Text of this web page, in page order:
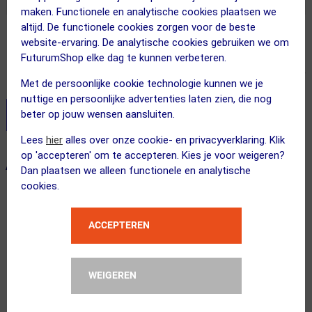
maken. Functionele en analytische cookies plaatsen we
altijd. De functionele cookies zorgen voor de beste
website-ervaring. De analytische cookies gebruiken we om
FuturumShop elke dag te kunnen verbeteren.
Met de persoonlijke cookie technologie kunnen we je
nuttige en persoonlijke advertenties laten zien, die nog
beter op jouw wensen aansluiten.
Lees hier alles over onze cookie- en privacyverklaring. Klik
op 'accepteren' om te accepteren. Kies je voor weigeren?
Dan plaatsen we alleen functionele en analytische
cookies.
ACCEPTEREN
WEIGEREN
60.00 37.95
Stel je productvragen aan onze AI assistent
ALTERNATIEVE PRODUCTEN